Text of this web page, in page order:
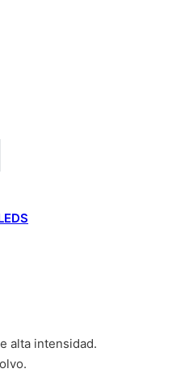
alta intensidad.